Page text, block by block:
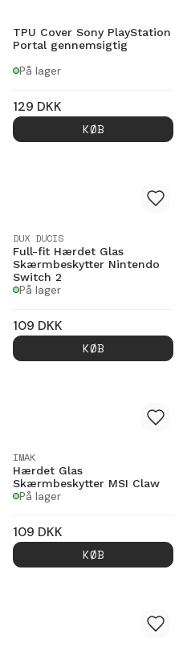
TPU Cover Sony PlayStation
Portal gennemsigtig
På lager
129 DKK
KØB
DUX DUCIS
Full-fit Hærdet Glas
Skærmbeskytter Nintendo
Switch 2
På lager
109 DKK
KØB
IMAK
Hærdet Glas
Skærmbeskytter MSI Claw
På lager
109 DKK
KØB